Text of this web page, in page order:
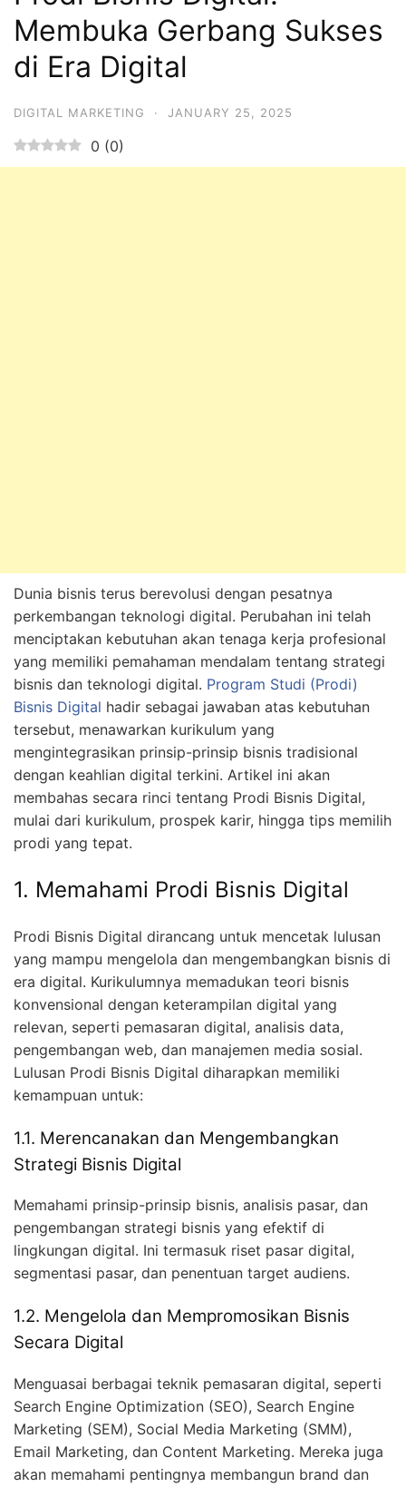
Membuka Gerbang Sukses
di Era Digital
DIGITAL MARKETING · JANUARY 25, 2025
0 (0)
Dunia bisnis terus berevolusi dengan pesatnya
perkembangan teknologi digital. Perubahan ini telah
menciptakan kebutuhan akan tenaga kerja profesional
yang memiliki pemahaman mendalam tentang strategi
bisnis dan teknologi digital. Program Studi (Prodi)
Bisnis Digital hadir sebagai jawaban atas kebutuhan
tersebut, menawarkan kurikulum yang
mengintegrasikan prinsip-prinsip bisnis tradisional
dengan keahlian digital terkini. Artikel ini akan
membahas secara rinci tentang Prodi Bisnis Digital,
mulai dari kurikulum, prospek karir, hingga tips memilih
prodi yang tepat.
1. Memahami Prodi Bisnis Digital
Prodi Bisnis Digital dirancang untuk mencetak lulusan
yang mampu mengelola dan mengembangkan bisnis di
era digital. Kurikulumnya memadukan teori bisnis
konvensional dengan keterampilan digital yang
relevan, seperti pemasaran digital, analisis data,
pengembangan web, dan manajemen media sosial.
Lulusan Prodi Bisnis Digital diharapkan memiliki
kemampuan untuk:
1.1. Merencanakan dan Mengembangkan
Strategi Bisnis Digital
Memahami prinsip-prinsip bisnis, analisis pasar, dan
pengembangan strategi bisnis yang efektif di
lingkungan digital. Ini termasuk riset pasar digital,
segmentasi pasar, dan penentuan target audiens.
1.2. Mengelola dan Mempromosikan Bisnis
Secara Digital
Menguasai berbagai teknik pemasaran digital, seperti
Search Engine Optimization (SEO), Search Engine
Marketing (SEM), Social Media Marketing (SMM),
Email Marketing, dan Content Marketing. Mereka juga
akan memahami pentingnya membangun brand dan